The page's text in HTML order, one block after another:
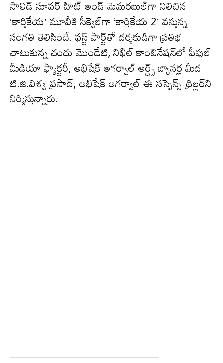
సాలిడ్ సూపర్ హిట్ అండ్ మెమరబుల్‌గా నిలిచిన
‘కార్తికేయ’ మూవీకి సీక్వెల్‌గా ‘కార్తికేయ 2’ వస్తున్న
సంగతి తెలిసిందే. ఫస్ట్ పార్ట్‌తో దర్శకుడిగా ప్రతిభ
చాటుకున్న చందు మొండేటి, నిఖిల్ కాంబినేషన్‌లో పీపుల్
మీడియా ఫ్యాక్టరీ, అభిషేక్ అగర్వాల్ ఆర్ట్స్ బ్యానర్ల మీద
టి.జి.విశ్వ ప్రసాద్, అభిషేక్ అగర్వాల్ ఈ సస్పెన్స్ థ్రిల్లర్‌ని
నిర్మిస్తున్నారు.